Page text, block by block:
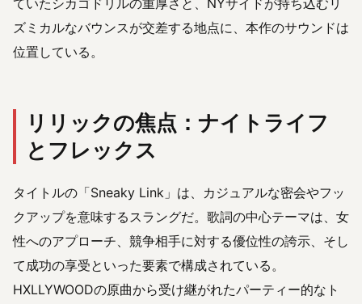
ていたシカゴドリルの重厚さと、NYサイドが持ち込むリ
ズミカルなバウンスが交差する地点に、本作のサウンドは
位置している。
リリックの焦点：ナイトライフ
とフレックス
タイトルの「Sneaky Link」は、カジュアルな密会やフッ
クアップを意味するスラングだ。歌詞の中心テーマは、女
性へのアプローチ、競争相手に対する優位性の誇示、そし
て成功の享受といった要素で構成されている。
HXLLYWOODの原曲から受け継がれたパーティー的なト